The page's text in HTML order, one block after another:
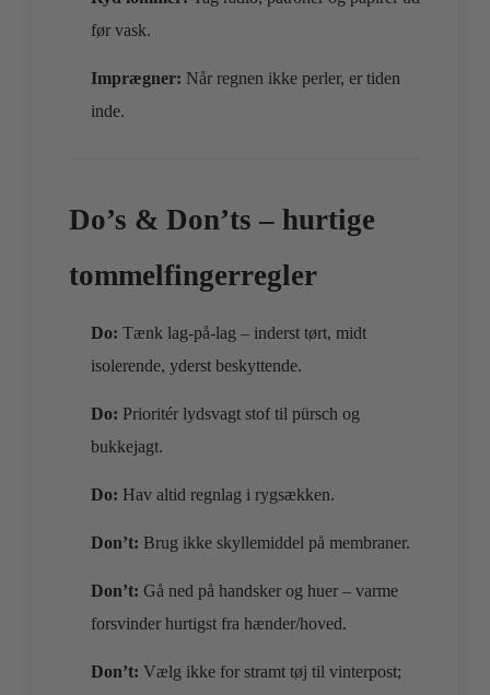
før vask.
Imprægner: Når regnen ikke perler, er tiden
inde.
Do’s & Don’ts – hurtige
tommelfingerregler
Do: Tænk lag-på-lag – inderst tørt, midt
isolerende, yderst beskyttende.
Do: Prioritér lydsvagt stof til pürsch og
bukkejagt.
Do: Hav altid regnlag i rygsækken.
Don’t: Brug ikke skyllemiddel på membraner.
Don’t: Gå ned på handsker og huer – varme
forsvinder hurtigst fra hænder/hoved.
Don’t: Vælg ikke for stramt tøj til vinterpost;